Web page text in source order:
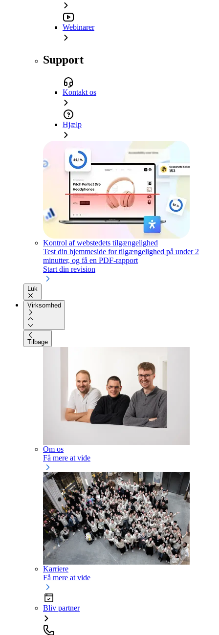
Webinarer
Support
Kontakt os
Hjælp
Kontrol af webstedets tilgængelighed
Test din hjemmeside for tilgængelighed på under 2
minutter, og få en PDF-rapport
Start din revision
Luk
Virksomhed
Tilbage
Om os
Få mere at vide
Karriere
Få mere at vide
Bliv partner